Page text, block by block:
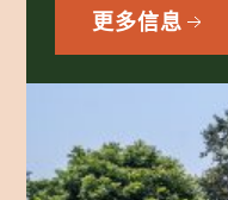
更多信息